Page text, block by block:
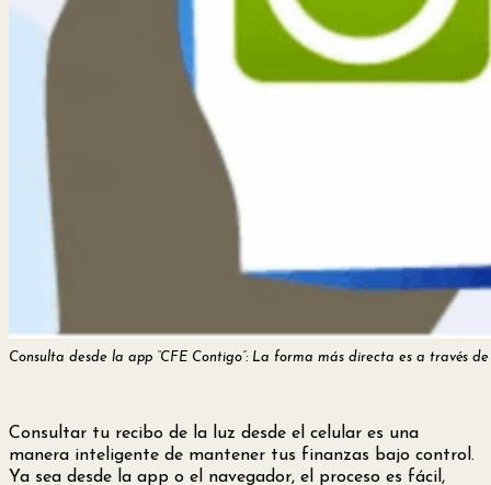
Consulta desde la app “CFE Contigo”: La forma más directa es a través
Consultar tu recibo de la luz desde el celular es una
manera inteligente de mantener tus finanzas bajo control.
Ya sea desde la app o el navegador, el proceso es fácil,